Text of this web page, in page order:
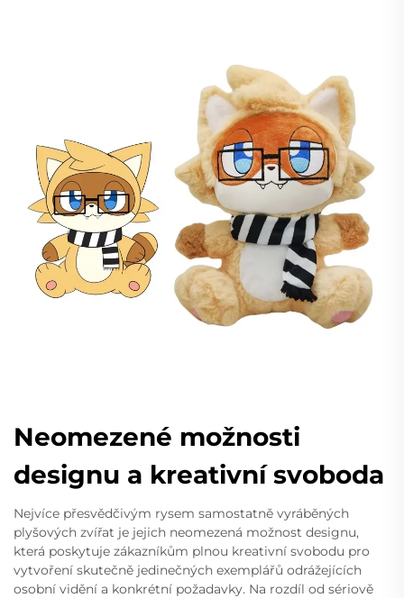
Neomezené možnosti
designu a kreativní svoboda
Nejvíce přesvědčivým rysem samostatně vyráběných
plyšových zvířat je jejich neomezená možnost designu,
která poskytuje zákazníkům plnou kreativní svobodu pro
vytvoření skutečně jedinečných exemplářů odrážejících
osobní vidění a konkrétní požadavky. Na rozdíl od sériově